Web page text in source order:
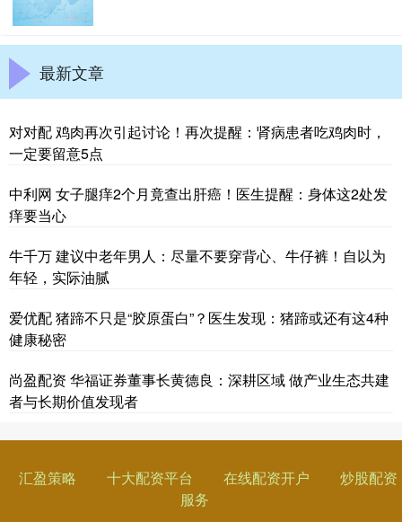
最新文章
对对配 鸡肉再次引起讨论！再次提醒：肾病患者吃鸡肉时，
一定要留意5点
中利网 女子腿痒2个月竟查出肝癌！医生提醒：身体这2处发
痒要当心
牛千万 建议中老年男人：尽量不要穿背心、牛仔裤！自以为
年轻，实际油腻
爱优配 猪蹄不只是“胶原蛋白”？医生发现：猪蹄或还有这4种
健康秘密
尚盈配资 华福证券董事长黄德良：深耕区域 做产业生态共建
者与长期价值发现者
汇盈策略 十大配资平台 在线配资开户
炒股配资
服务